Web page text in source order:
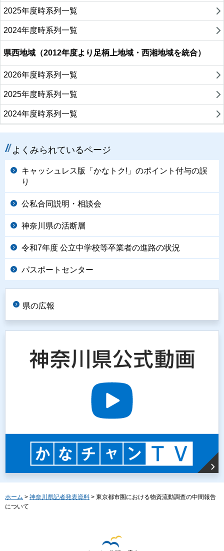
2025年度時系列一覧
2024年度時系列一覧
県西地域（2012年度より足柄上地域・西湘地域を統合）
2026年度時系列一覧
2025年度時系列一覧
2024年度時系列一覧
よくみられているページ
キャッシュレス版「かなトク!」のポイント付与の誤
り
公私合同説明・相談会
神奈川県の活断層
令和7年度 公立中学校等卒業者の進路の状況
パスポートセンター
県の広報
ホーム > 神奈川県記者発表資料 > 東京都市圏における物資流動調査の中間報告
について